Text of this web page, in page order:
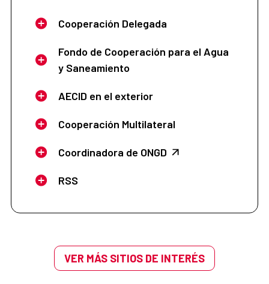
Cooperación Delegada
Fondo de Cooperación para el Agua
y Saneamiento
AECID en el exterior
Cooperación Multilateral
Coordinadora de ONGD
RSS
VER MÁS SITIOS DE INTERÉS